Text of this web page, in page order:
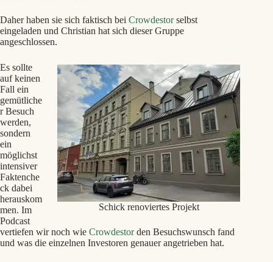
Daher haben sie sich faktisch bei Crowdestorselbst
eingeladen und Christian hat sich dieser Gruppe
angeschlossen.
Schick renoviertes Projekt
Es sollte
auf keinen
Fall ein
gemütliche
r Besuch
werden,
sondern
ein
möglichst
intensiver
Faktenche
ck dabei
herauskom
men. Im
Podcast
vertiefen wir noch wie Crowdestorden Besuchswunsch fand
und was die einzelnen Investoren genauer angetrieben hat.